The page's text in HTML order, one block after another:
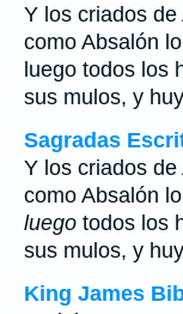
Y los criados
como Absalón
luego todos los
sus mulos, y
Sagradas
Y los criados
como Absalón
luego todos los
sus mulos, y
King James